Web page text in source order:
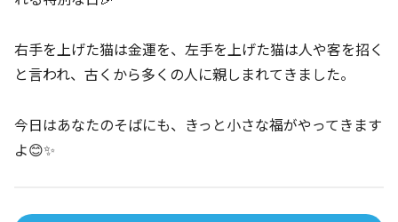
右手を上げた猫は金運を、左手を上げた猫は人や客を招く
と言われ、古くから多くの人に親しまれてきました。
今日はあなたのそばにも、きっと小さな福がやってきます
よ😊✨